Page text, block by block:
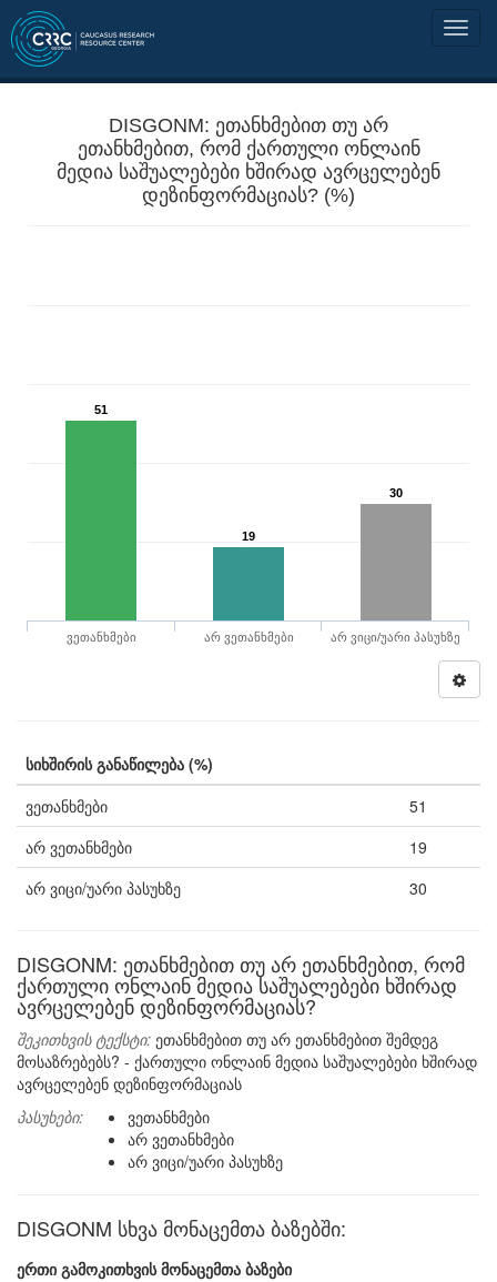
DISGONM: ეთანხმებით თუ არ
ეთანხმებით, რომ ქართული ონლაინ
მედია საშუალებები ხშირად ავრცელებენ
დეზინფორმაციას? (%)
51
19
30
ვეთანხმები არ ვეთანხმები არ ვიცი/უარი პასუხზე
სიხშირის განაწილება (%)
ვეთანხმები
51
არ ვეთანხმები
19
არ ვიცი/უარი პასუხზე
30
DISGONM: ეთანხმებით თუ არ ეთანხმებით, რომ
ქართული ონლაინ მედია საშუალებები ხშირად
ავრცელებენ დეზინფორმაციას?
შეკითხვის ტექსტი: ეთანხმებით თუ არ ეთანხმებით შემდეგ
მოსაზრებებს? - ქართული ონლაინ მედია საშუალებები ხშირად
ავრცელებენ დეზინფორმაციას
პასუხები:
ვეთანხმები
არ ვეთანხმები
არ ვიცი/უარი პასუხზე
DISGONM სხვა მონაცემთა ბაზებში:
ერთი გამოკითხვის მონაცემთა ბაზები